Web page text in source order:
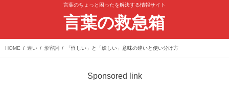
言葉のちょっと困ったを解決する情報サイト
言葉の救急箱
HOME 違い 形容詞 「怪しい」と「妖しい」意味の違いと使い分け方
Sponsored link